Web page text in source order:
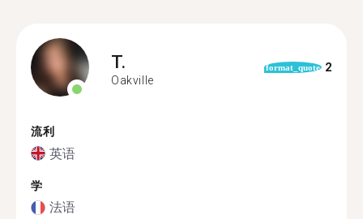
T.
Oakville
format_quote 2
流利
英语
学
法语